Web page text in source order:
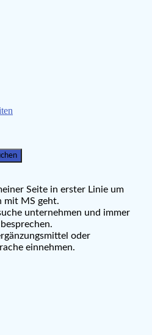
Seite in erster Linie um
mit MS geht.
unternehmen und immer
oder
einnehmen.